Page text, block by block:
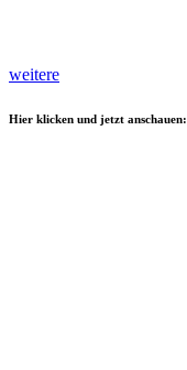
weitere
Hier klicken und jetzt anschauen: